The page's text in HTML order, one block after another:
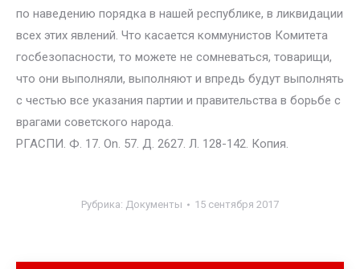
по наведению порядка в нашей республике, в ликвидации
всех этих явлений. Что касается коммунистов Комитета
госбезопасности, то можете не сомневаться, товарищи,
что они выполняли, выполняют и впредь будут выполнять
с честью все указания партии и правительства в борьбе с
врагами советского народа.
РГАСПИ. Ф. 17. On. 57. Д. 2627. Л. 128-142. Копия.
Рубрика: Документы 15 сентября 2017